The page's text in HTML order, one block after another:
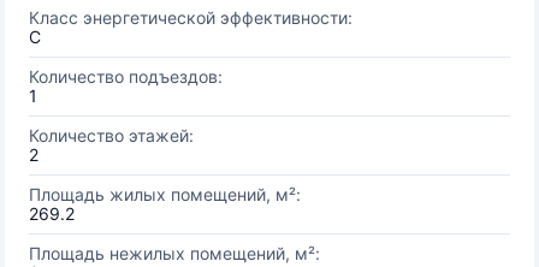
Класс энергетической эффективности:
C
Количество подъездов:
1
Количество этажей:
2
Площадь жилых помещений, м²:
269.2
Площадь нежилых помещений, м²: